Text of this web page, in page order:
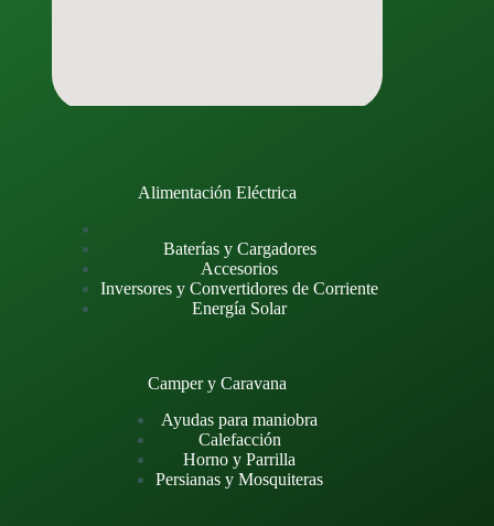
Alimentación Eléctrica
Baterías y Cargadores
Accesorios
Inversores y Convertidores de Corriente
Energía Solar
Camper y Caravana
Ayudas para maniobra
Calefacción
Horno y Parrilla
Persianas y Mosquiteras